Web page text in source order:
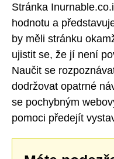
Stránka
hodnotu a
by měli stránku
ujistit se, že jí není
Naučit se
dodržovat opatrné
se pochybným
pomoci předejít